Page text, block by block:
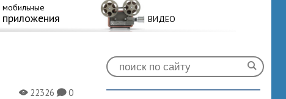
мобильные
приложения ВИДЕО
X22326K0